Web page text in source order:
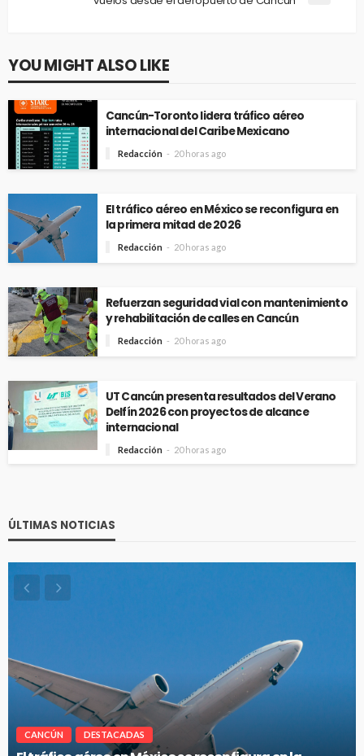
YOU MIGHT ALSO LIKE
Cancún-Toronto lidera tráfico aéreo
internacional del Caribe Mexicano
Redacción 20 horas ago
El tráfico aéreo en México se reconfigura en
la primera mitad de 2026
Redacción 20 horas ago
Refuerzan seguridad vial con mantenimiento
y rehabilitación de calles en Cancún
Redacción 20 horas ago
UT Cancún presenta resultados del Verano
Delfín 2026 con proyectos de alcance
internacional
Redacción 20 horas ago
ÚLTIMAS NOTICIAS
CANCÚN DESTACADAS